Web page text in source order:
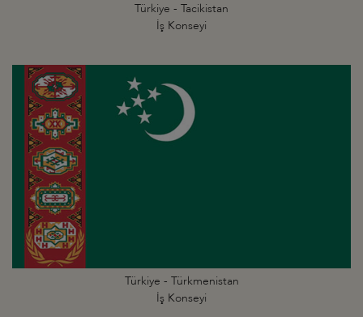
Türkiye - Tacikistan
İş Konseyi
Türkiye - Türkmenistan
İş Konseyi